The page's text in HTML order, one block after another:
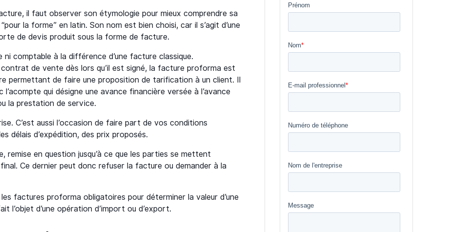
il faut observer son étymologie pour mieux comprendre sa
la forme” en latin. Son nom est bien choisi, car il s’agit d’une
de devis produit sous la forme de facture.
ni comptable à la différence d’une facture classique.
de vente dès lors qu’il est signé, la facture proforma est
permettant de faire une proposition de tarification à un client. Il
qui désigne une avance financière versée à l’avance
la prestation de service.
C’est aussi l’occasion de faire part de vos conditions
délais d’expédition, des prix proposés.
remise en question jusqu’à ce que les parties se mettent
final. Ce dernier peut donc refuser la facture ou demander à la
factures proforma obligatoires pour déterminer la valeur d’une
l’objet d’une opération d’import ou d’export.